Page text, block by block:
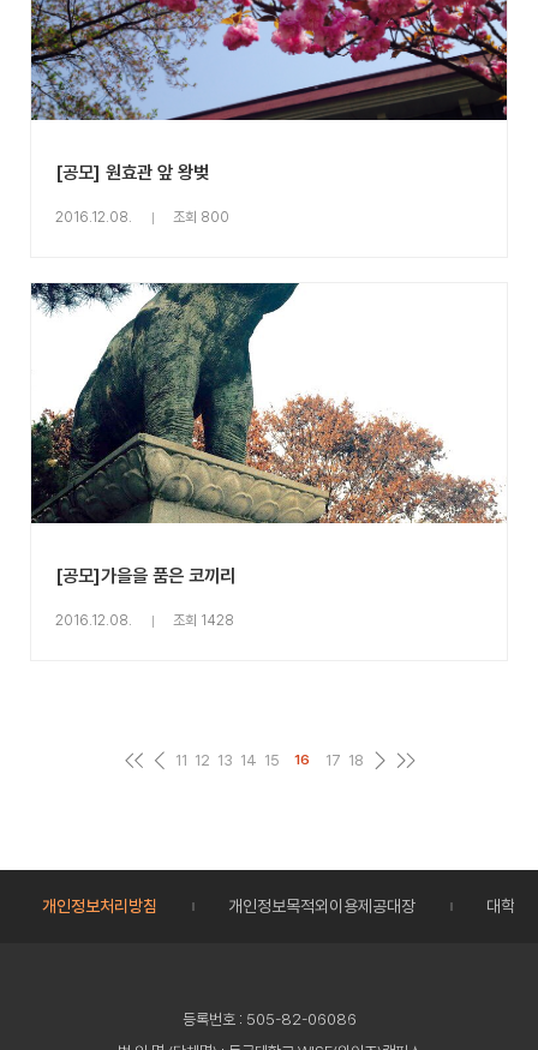
[공모] 원효관 앞 왕벚
2016.12.08. 조회 800
[공모]가을을 품은 코끼리
2016.12.08. 조회 1428
11 12 13 14 15 16 17 18
개인정보처리방침 개인정보목적외이용제공대장 대학정
등록번호 : 505-82-06086